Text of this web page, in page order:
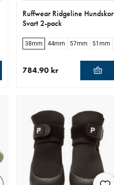
Ruffwear Ridgeline Hundskor
Svart 2-pack
38mm 44mm 57mm 51mm
784.90 kr